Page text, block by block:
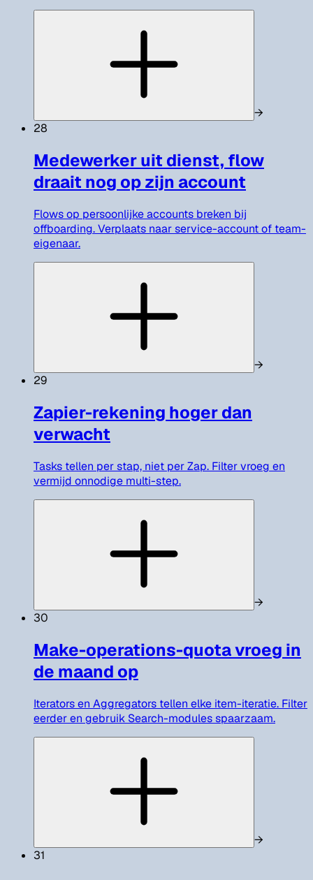
→
28
Medewerker uit dienst, flow
draait nog op zijn account
Flows op persoonlijke accounts breken bij
offboarding. Verplaats naar service-account of team-
eigenaar.
→
29
Zapier-rekening hoger dan
verwacht
Tasks tellen per stap, niet per Zap. Filter vroeg en
vermijd onnodige multi-step.
→
30
Make-operations-quota vroeg in
de maand op
Iterators en Aggregators tellen elke item-iteratie. Filter
eerder en gebruik Search-modules spaarzaam.
→
31